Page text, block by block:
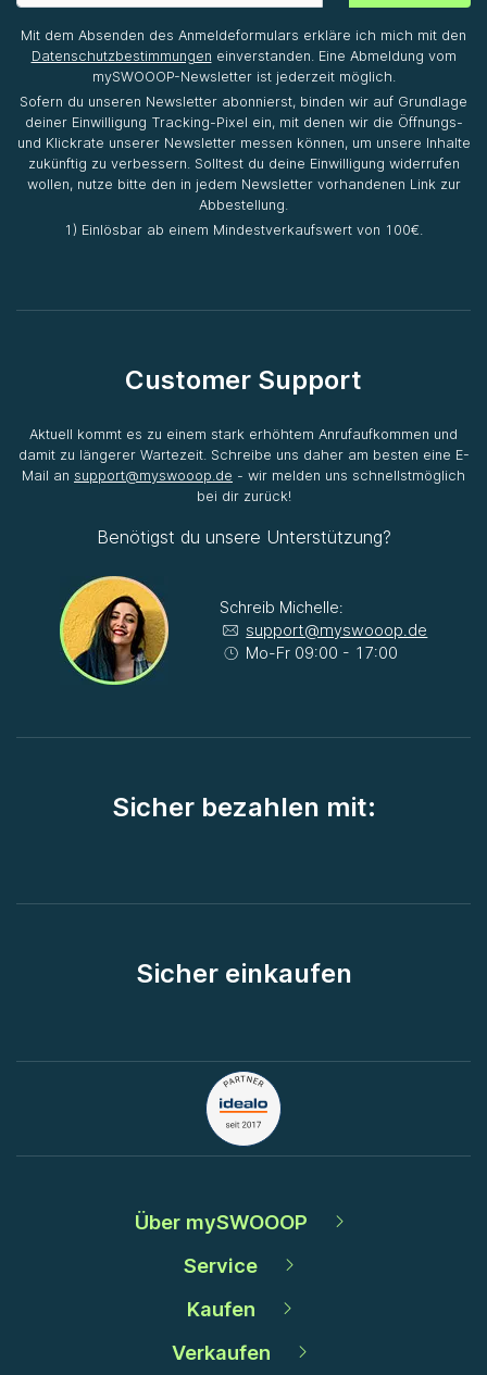
Mit dem Absenden des Anmeldeformulars erkläre ich mich mit den
Datenschutzbestimmungen einverstanden. Eine Abmeldung vom
mySWOOOP-Newsletter ist jederzeit möglich.
Sofern du unseren Newsletter abonnierst, binden wir auf Grundlage
deiner Einwilligung Tracking-Pixel ein, mit denen wir die Öffnungs-
und Klickrate unserer Newsletter messen können, um unsere Inhalte
zukünftig zu verbessern. Solltest du deine Einwilligung widerrufen
wollen, nutze bitte den in jedem Newsletter vorhandenen Link zur
Abbestellung.
1) Einlösbar ab einem Mindestverkaufswert von 100€.
Customer Support
Aktuell kommt es zu einem stark erhöhtem Anrufaufkommen und
damit zu längerer Wartezeit. Schreibe uns daher am besten eine E-
Mail an support@myswooop.de - wir melden uns schnellstmöglich
bei dir zurück!
Benötigst du unsere Unterstützung?
Schreib Michelle:
support@myswooop.de
Mo-Fr 09:00 - 17:00
Sicher bezahlen mit:
Sicher einkaufen
Über mySWOOOP
Service
Kaufen
Verkaufen